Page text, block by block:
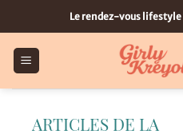
au
contenu
Le rendez-vous